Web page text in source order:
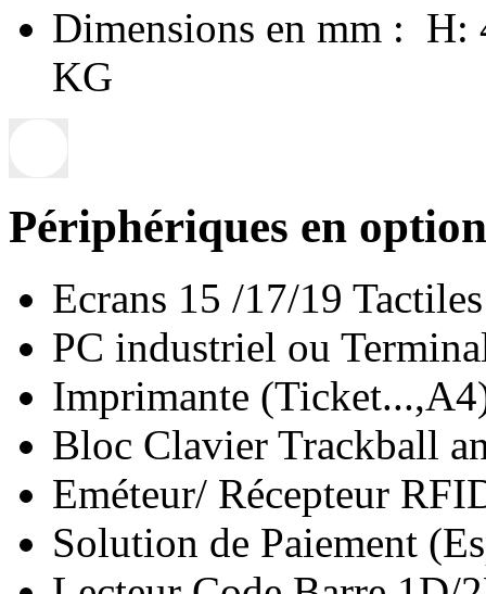
Dimensions en mm : H:
KG
Périphériques en
Ecrans 15 /17/19 Tactiles
PC industriel ou
Imprimante
Bloc Clavier Trackball
Eméteur/ Récepteur
Solution de Paiement